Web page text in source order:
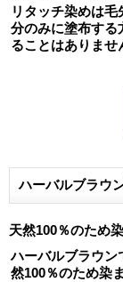
リタッチ染めは
分のみに塗布する
ることはありませ
ハーバルブラウ
天然100％のため
ハーバルブラウン
然100％のため染